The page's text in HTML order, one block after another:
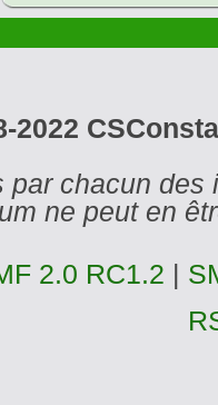
2022
par chacun
ne peut en
2.0 RC1.2 |